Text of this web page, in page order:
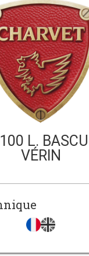
L.
VÉRIN